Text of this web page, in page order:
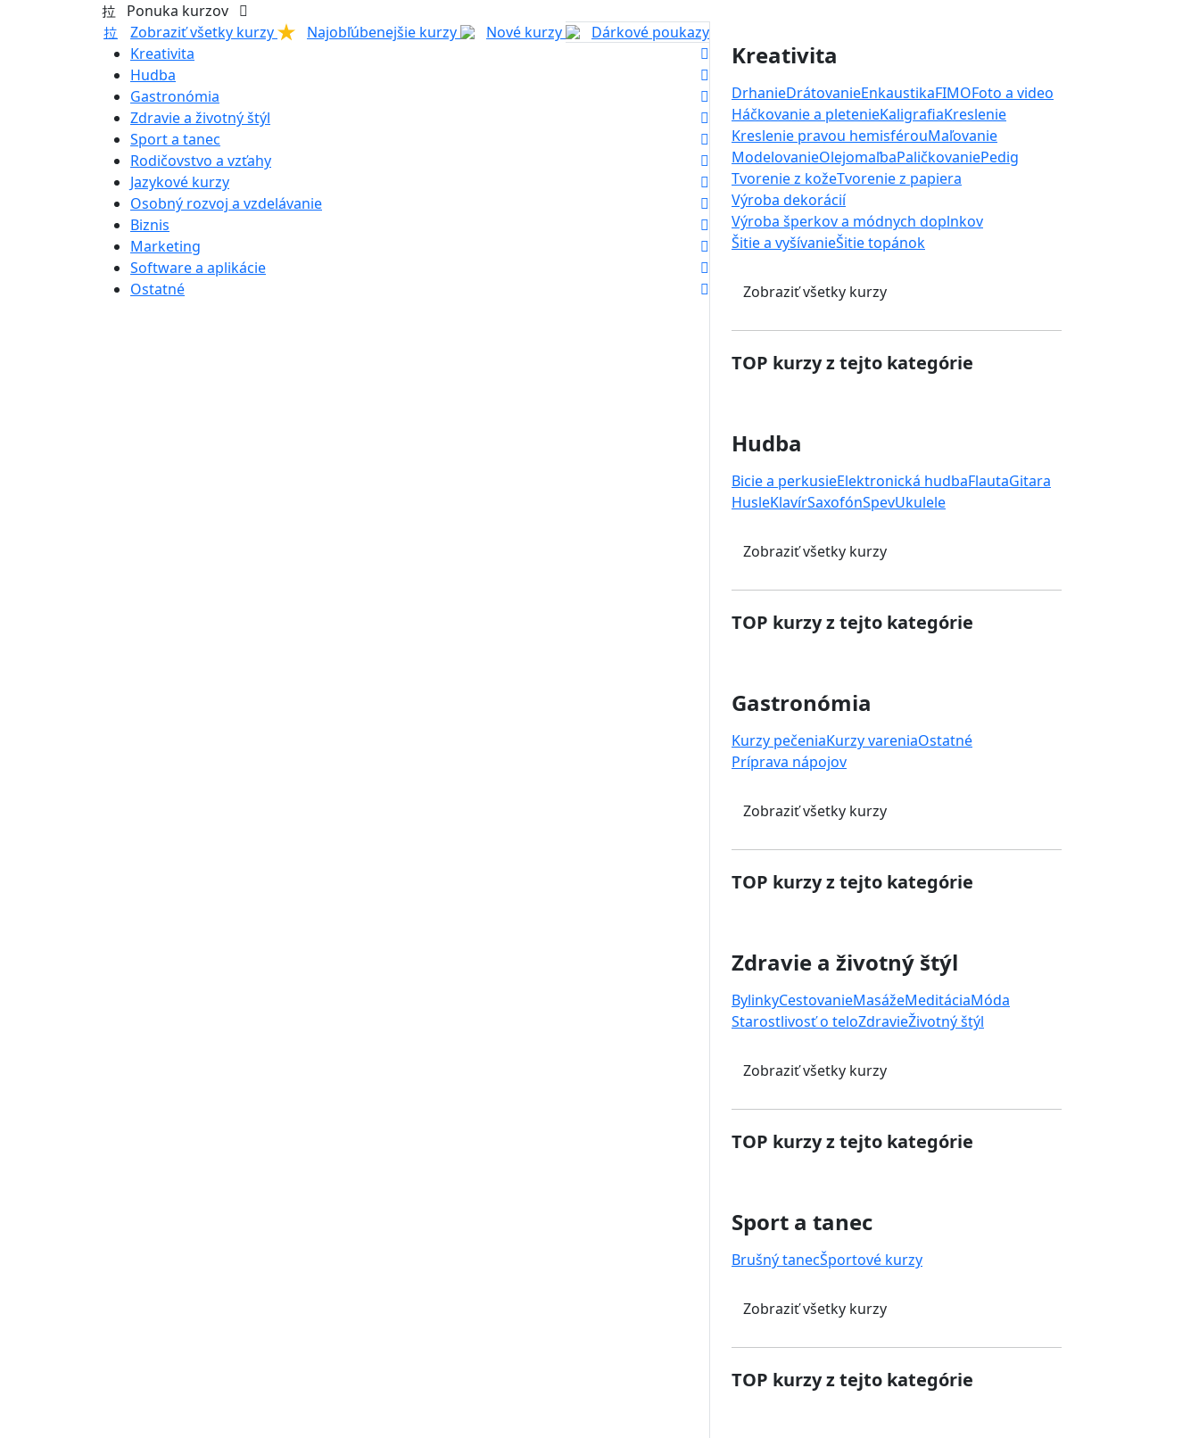
Ponuka kurzov
Zobraziť všetky kurzy
Najobľúbenejšie kurzy Nové kurzy
Dárkové poukazy
Kreativita
Hudba
Gastronómia
Zdravie a životný štýl
Sport a tanec
Rodičovstvo a vzťahy
Jazykové kurzy
Osobný rozvoj a vzdelávanie
Biznis
Marketing
Software a aplikácie
Ostatné
Kreativita
DrhanieDrátovanieEnkaustikaFIMOFoto a video
Háčkovanie a pletenieKaligrafiaKreslenie
Kreslenie pravou hemisférouMaľovanie
ModelovanieOlejomaľbaPaličkovaniePedig
Tvorenie z kožeTvorenie z papiera
Výroba dekorácií
Výroba šperkov a módnych doplnkov
Šitie a vyšívanieŠitie topánok
Zobraziť všetky kurzy
TOP kurzy z tejto kategórie
Hudba
Bicie a perkusieElektronická hudbaFlautaGitara
HusleKlavírSaxofónSpevUkulele
Zobraziť všetky kurzy
TOP kurzy z tejto kategórie
Gastronómia
Kurzy pečeniaKurzy vareniaOstatné
Príprava nápojov
Zobraziť všetky kurzy
TOP kurzy z tejto kategórie
Zdravie a životný štýl
BylinkyCestovanieMasážeMeditáciaMóda
Starostlivosť o teloZdravieŽivotný štýl
Zobraziť všetky kurzy
TOP kurzy z tejto kategórie
Sport a tanec
Brušný tanecŠportové kurzy
Zobraziť všetky kurzy
TOP kurzy z tejto kategórie